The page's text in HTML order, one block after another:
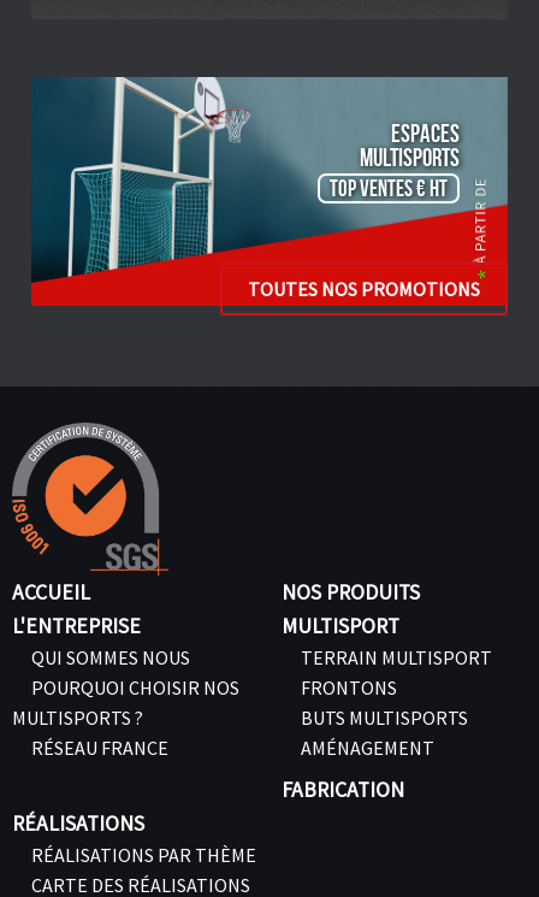
ESPACES
Multisports
TOP VENTES € HT
TOUTES NOS PROMOTIONS
ACCUEIL
L'ENTREPRISE
QUI SOMMES NOUS
POURQUOI CHOISIR NOS
MULTISPORTS ?
RÉSEAU FRANCE
NOS PRODUITS
MULTISPORT
TERRAIN MULTISPORT
FRONTONS
BUTS MULTISPORTS
AMÉNAGEMENT
FABRICATION
RÉALISATIONS
RÉALISATIONS PAR THÈME
CARTE DES RÉALISATIONS